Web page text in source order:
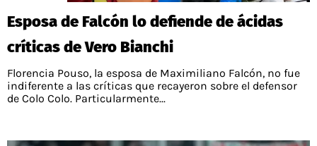
Esposa de Falcón lo defiende de ácidas
críticas de Vero Bianchi
Florencia Pouso, la esposa de Maximiliano Falcón, no fue
indiferente a las críticas que recayeron sobre el defensor
de Colo Colo. Particularmente...